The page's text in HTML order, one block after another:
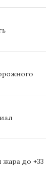
жара до +33